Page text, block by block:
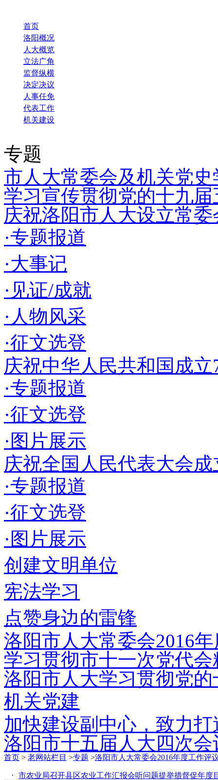
首页
洛阳概况
人大概览
立法广角
监督纵横
决定决议
人事任免
代表工作
机关建设
专题
市人大常委会及机关党
学习宣传贯彻党的十九
庆祝洛阳市人大设立常委
·专题报道
·大事记
·见证/成就
·人物风采
·征文选登
庆祝中华人民共和国成立
·专题报道
·征文选登
·图片展示
庆祝全国人民代表大会成
·专题报道
·征文选登
·图片展示
创建文明单位
宪法学习
点赞身边的雷锋
洛阳市人大常委会2016
学习贯彻市十一次党代会
洛阳市人大学习贯彻党
机关党建
加快建设副中心，致力
洛阳市十五届人大四次会
首页 > 老网站栏目 >专题 >洛阳市人大常委会2016年度工作评
·
市农业局召开县区农业工作汇报会听问题提举措督促年度